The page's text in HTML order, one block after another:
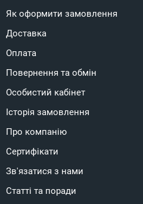
Як оформити замовлення
Доставка
Оплата
Повернення та обмін
Особистий кабінет
Історія замовлення
Про компанію
Сертифікати
Зв'язатися з нами
Статті та поради